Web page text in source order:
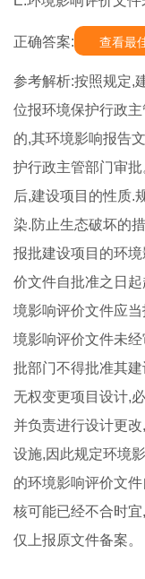
正确答案: 查看最
参考解析:按照规定,
位报环境保护行政
的,其环境影响报告
护行政主管部门审
后,建设项目的性质.
染.防止生态破坏的
报批建设项目的环
价文件自批准之日
境影响评价文件应
境影响评价文件未
批部门不得批准其
无权变更项目设计,
并负责进行设计更
设施,因此规定环境
的环境影响评价文
核可能已经不合时
仅上报原文件备案。